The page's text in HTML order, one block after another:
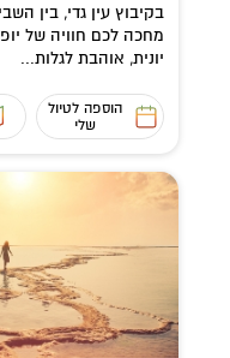
בקיבוץ עין גדי, בין
מחכה לכם חוויה של
יונית, אוהבת לגלות...
הוספה לטיול
שלי